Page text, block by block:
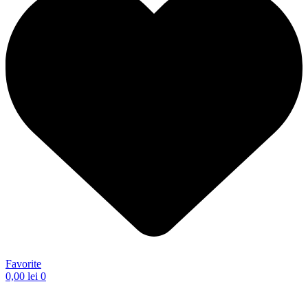
Favorite
0,00 lei 0